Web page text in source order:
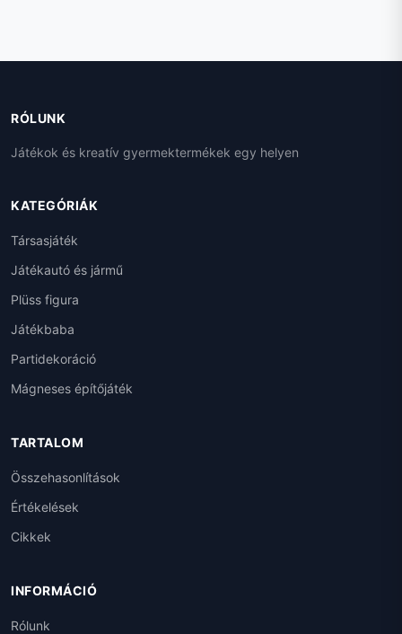
RÓLUNK
Játékok és kreatív gyermektermékek egy helyen
KATEGÓRIÁK
Társasjáték
Játékautó és jármű
Plüss figura
Játékbaba
Partidekoráció
Mágneses építőjáték
TARTALOM
Összehasonlítások
Értékelések
Cikkek
INFORMÁCIÓ
Rólunk